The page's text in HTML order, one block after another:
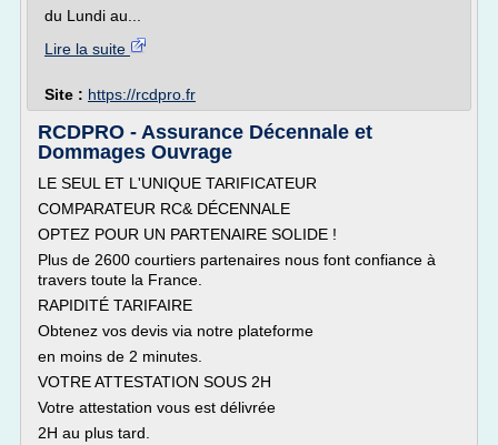
du Lundi au...
Lire la suite
Site : https://rcdpro.fr
RCDPRO - Assurance Décennale et
Dommages Ouvrage
LE SEUL ET L'UNIQUE TARIFICATEUR
COMPARATEUR RC& DÉCENNALE
OPTEZ POUR UN PARTENAIRE SOLIDE !
Plus de 2600 courtiers partenaires nous font confiance à
travers toute la France.
RAPIDITÉ TARIFAIRE
Obtenez vos devis via notre plateforme
en moins de 2 minutes.
VOTRE ATTESTATION SOUS 2H
Votre attestation vous est délivrée
2H au plus tard.